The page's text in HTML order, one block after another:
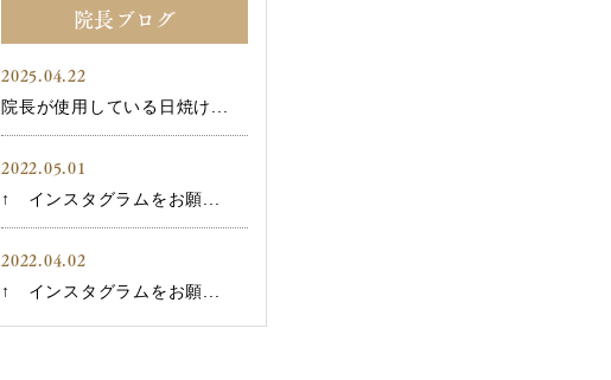
院長ブログ
2025.04.22
院長が使用している日焼け...
2022.05.01
↑ インスタグラムをお願...
2022.04.02
↑ インスタグラムをお願...